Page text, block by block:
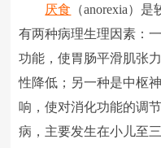
厌食 （anorexia）
有两种病理生理因素：
功能，使胃肠平滑肌张
性降低；另一种是中枢
响，使对消化功能的调
病，主要发生在小儿至